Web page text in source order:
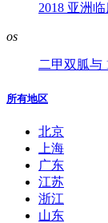
2018 亚洲
os
二甲双胍与
所有地区
北京
上海
广东
江苏
浙江
山东